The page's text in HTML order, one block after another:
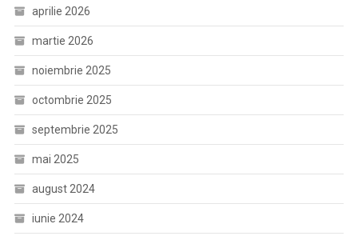
aprilie 2026
martie 2026
noiembrie 2025
octombrie 2025
septembrie 2025
mai 2025
august 2024
iunie 2024